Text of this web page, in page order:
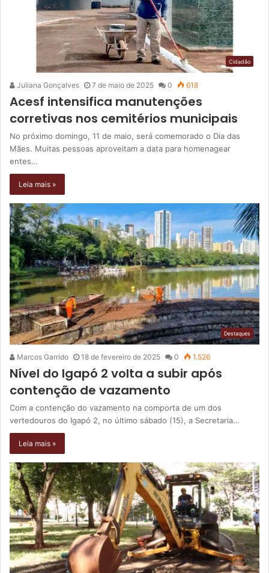
Cidadão
Juliana Gonçalves 7 de maio de 2025 0 618
Acesf intensifica manutenções
corretivas nos cemitérios municipais
No próximo domingo, 11 de maio, será comemorado o Dia das
Mães. Muitas pessoas aproveitam a data para homenagear
entes…
Leia mais »
Destaques
Marcos Garrido 18 de fevereiro de 2025 0 1.526
Nível do Igapó 2 volta a subir após
contenção de vazamento
Com a contenção do vazamento na comporta de um dos
vertedouros do Igapó 2, no último sábado (15), a Secretaria…
Leia mais »